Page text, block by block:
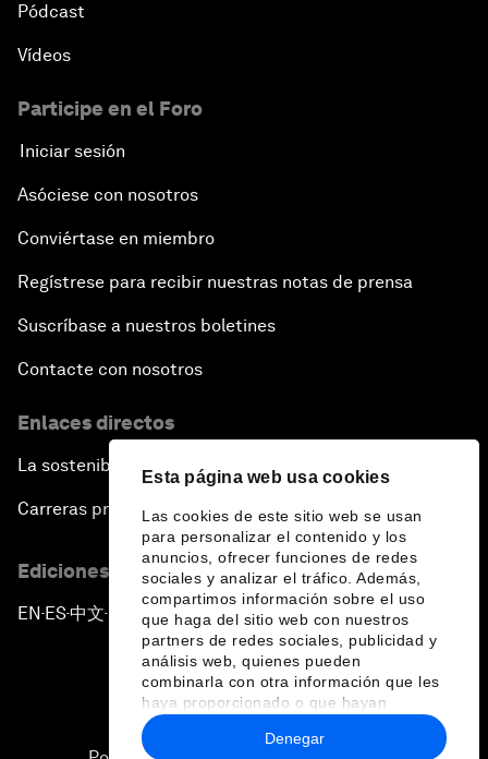
Esta página web usa cookies
Las cookies de este sitio web se usan
para personalizar el contenido y los
anuncios, ofrecer funciones de redes
sociales y analizar el tráfico. Además,
compartimos información sobre el uso
que haga del sitio web con nuestros
partners de redes sociales, publicidad y
análisis web, quienes pueden
combinarla con otra información que les
haya proporcionado o que hayan
recopilado a partir del uso que haya
hecho de sus servicios.
Denegar
Pódcast
Vídeos
Participe en el Foro
Iniciar sesión
Asóciese con nosotros
Conviértase en miembro
Regístrese para recibir nuestras notas de prensa
Suscríbase a nuestros boletines
Contacte con nosotros
Enlaces directos
La sostenibilidad en el Foro
Carreras profesionales
Ediciones en otros idiomas
EN ▪ ES▪中文▪ 日本語